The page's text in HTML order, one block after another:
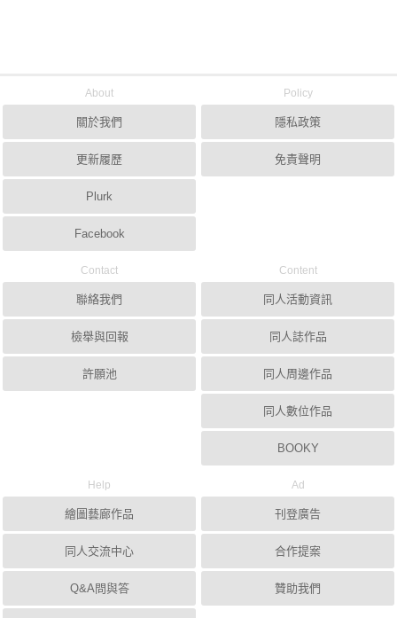
About
關於我們
更新履歷
Plurk
Facebook
Policy
隱私政策
免責聲明
Contact
聯絡我們
檢舉與回報
許願池
Content
同人活動資訊
同人誌作品
同人周邊作品
同人數位作品
BOOKY
Help
繪圖藝廊作品
同人交流中心
Q&A問與答
Ad
刊登廣告
合作提案
贊助我們